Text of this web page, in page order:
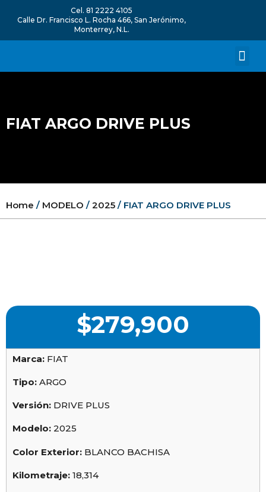
Cel. 81 2222 4105
Calle Dr. Francisco L. Rocha 466, San Jerónimo,
Monterrey, N.L.
FIAT ARGO DRIVE PLUS
Home / MODELO / 2025 / FIAT ARGO DRIVE PLUS
$279,900
Marca: FIAT
Tipo: ARGO
Versión: DRIVE PLUS
Modelo: 2025
Color Exterior: BLANCO BACHISA
Kilometraje: 18,314